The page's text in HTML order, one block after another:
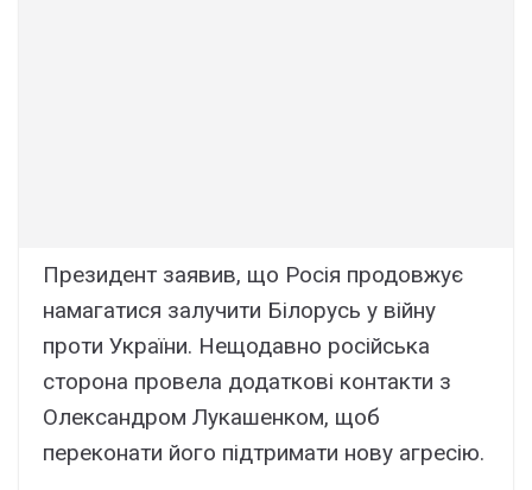
Президент заявив, що Росія продовжує
намагатися залучити Білорусь у війну
проти України. Нещодавно російська
сторона провела додаткові контакти з
Олександром Лукашенком, щоб
переконати його підтримати нову агресію.